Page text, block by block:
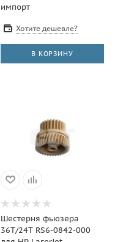
импорт
Хотите дешевле?
В КОРЗИНУ
Шестерня фьюзера
36T/24T RS6-0842-000